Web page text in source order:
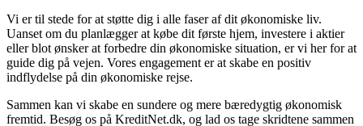
Vi er til stede for at støtte dig i alle faser af dit økonomiske liv.
Uanset om du planlægger at købe dit første hjem, investere i aktier
eller blot ønsker at forbedre din økonomiske situation, er vi her for at
guide dig på vejen. Vores engagement er at skabe en positiv
indflydelse på din økonomiske rejse.
Sammen kan vi skabe en sundere og mere bæredygtig økonomisk
fremtid. Besøg os på KreditNet.dk, og lad os tage skridtene sammen